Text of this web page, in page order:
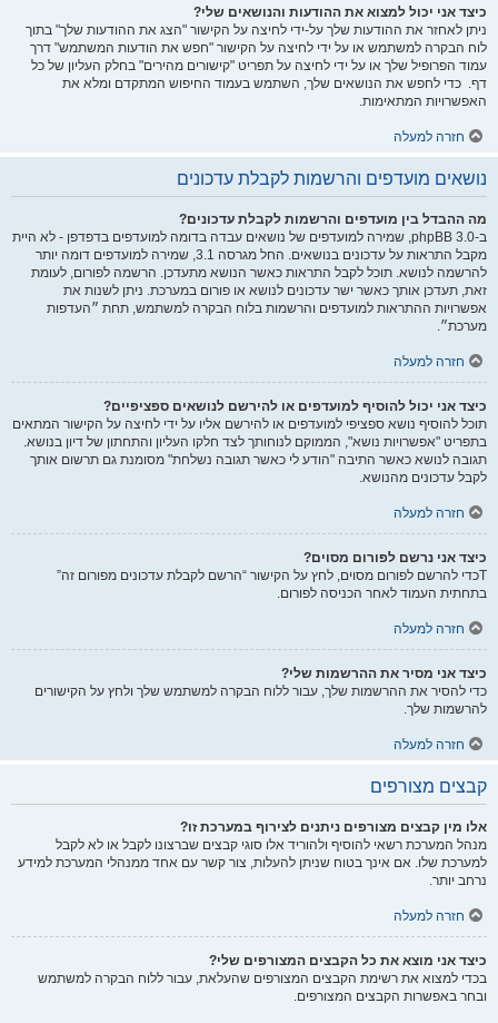
כיצד אני יכול למצוא את ההודעות והנושאים שלי?
ניתן לאחזר את ההודעות שלך על-ידי לחיצה על הקישור "הצג את ההודעות שלך" בתוך
לוח הבקרה למשתמש או על ידי לחיצה על הקישור "חפש את הודעות המשתמש" דרך
עמוד הפרופיל שלך או על ידי לחיצה על תפריט "קישורים מהירים" בחלק העליון של כל
דף. כדי לחפש את הנושאים שלך, השתמש בעמוד החיפוש המתקדם ומלא את
האפשרויות המתאימות.
חזרה למעלה
נושאים מועדפים והרשמות לקבלת עדכונים
מה ההבדל בין מועדפים והרשמות לקבלת עדכונים?
ב-phpBB 3.0, שמירה למועדפים של נושאים עבדה בדומה למועדפים בדפדפן - לא היית
מקבל התראות על עדכונים בנושאים. החל מגרסה 3.1, שמירה למועדפים דומה יותר
להרשמה לנושא. תוכל לקבל התראות כאשר הנושא מתעדכן. הרשמה לפורום, לעומת
זאת, תעדכן אותך כאשר ישר עדכונים לנושא או פורום במערכת. ניתן לשנות את
אפשרויות ההתראות למועדפים והרשמות בלוח הבקרה למשתמש, תחת ״העדפות
מערכת״.
חזרה למעלה
כיצד אני יכול להוסיף למועדפים או להירשם לנושאים ספציפיים?
תוכל להוסיף נושא ספציפי למועדפים או להירשם אליו על ידי לחיצה על הקישור המתאים
בתפריט "אפשרויות נושא", הממוקם לנוחותך לצד חלקו העליון והתחתון של דיון בנושא.
תגובה לנושא כאשר התיבה "הודע לי כאשר תגובה נשלחת" מסומנת גם תרשום אותך
לקבל עדכונים מהנושא.
חזרה למעלה
כיצד אני נרשם לפורום מסוים?
Tכדי להרשם לפורום מסוים, לחץ על הקישור “הרשם לקבלת עדכונים מפורום זה”
בתחתית העמוד לאחר הכניסה לפורום.
חזרה למעלה
כיצד אני מסיר את ההרשמות שלי?
כדי להסיר את ההרשמות שלך, עבור ללוח הבקרה למשתמש שלך ולחץ על הקישורים
להרשמות שלך.
חזרה למעלה
קבצים מצורפים
אלו מין קבצים מצורפים ניתנים לצירוף במערכת זו?
מנהל המערכת רשאי להוסיף ולהוריד אלו סוגי קבצים שברצונו לקבל או לא לקבל
למערכת שלו. אם אינך בטוח שניתן להעלות, צור קשר עם אחד ממנהלי המערכת למידע
נרחב יותר.
חזרה למעלה
כיצד אני מוצא את כל הקבצים המצורפים שלי?
בכדי למצוא את רשימת הקבצים המצורפים שהעלאת, עבור ללוח הבקרה למשתמש
ובחר באפשרות הקבצים המצורפים.